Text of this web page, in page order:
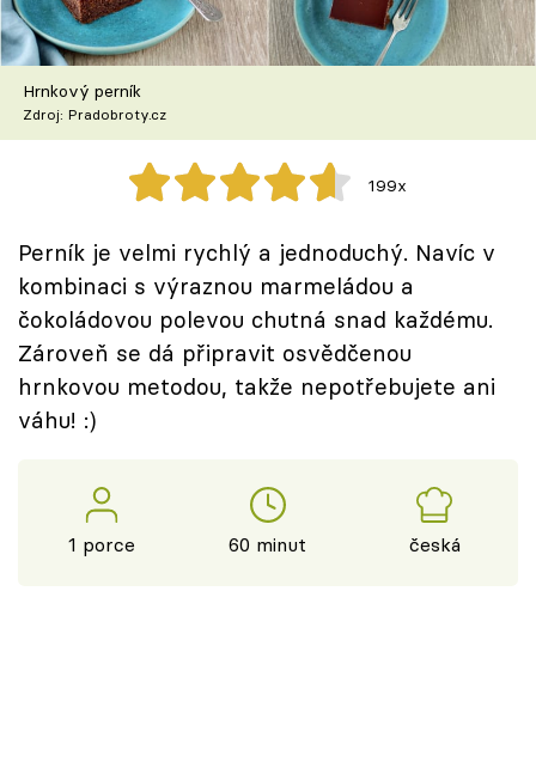
Škola vaření
Recepty z TV
Speciál: Cuketa
Těhotnej kuchař
Sledujte prima+
Přihlášení
Sledujte nás
Hrnkový perník
Zdroj: Pradobroty.cz
199x
Perník je velmi rychlý a jednoduchý. Navíc v
kombinaci s výraznou marmeládou a
čokoládovou polevou chutná snad každému.
Zároveň se dá připravit osvědčenou
hrnkovou metodou, takže nepotřebujete ani
váhu! :)
1 porce 60 minut česká